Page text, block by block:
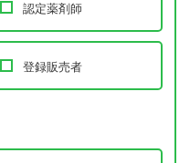
認定薬剤師
登録販売者